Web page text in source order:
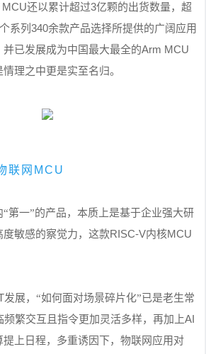
还以累计超过3亿颗的出货数量，超
个系列 340余款产品选择所提供的广阔应用
已发展成为中国最大最全的Arm MCU
理之中更是实至名归。
联网MCU
第一”的产品，本质上是基于企业强大研
度敏感的察觉力，这款RISC-V内核MCU
发展，“如何面对场景碎片化”已是老生常
频繁交互且指令更加灵活多样，再加上AI
上日程，多重诱因下，物联网应用对